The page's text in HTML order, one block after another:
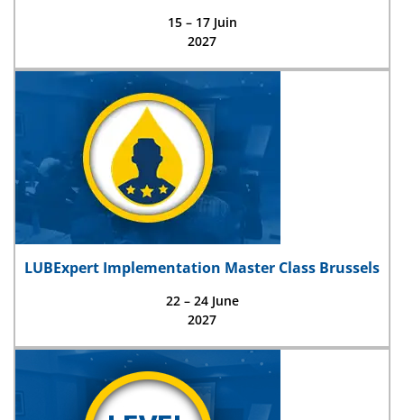
15 – 17 Juin
2027
LUBExpert Implementation Master Class Brussels
22 – 24 June
2027